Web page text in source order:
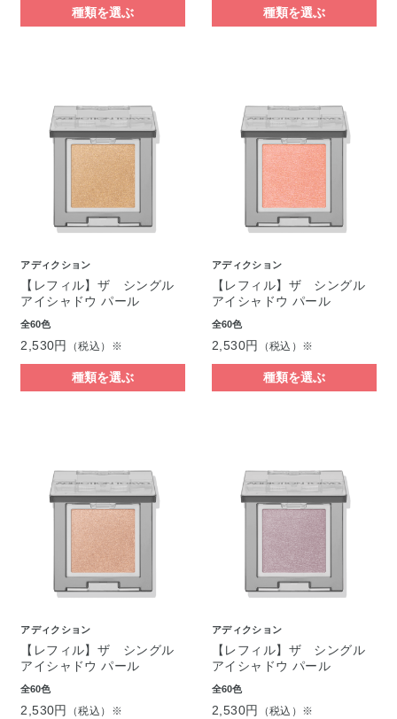
種類を選ぶ 種類を選ぶ
アディクション
【レフィル】ザ シングル
アイシャドウ パール
全60色
2,530円 （税込）※
種類を選ぶ
アディクション
【レフィル】ザ シングル
アイシャドウ パール
全60色
2,530円 （税込）※
種類を選ぶ
アディクション
【レフィル】ザ シングル
アイシャドウ パール
全60色
2,530円 （税込）※
アディクション
【レフィル】ザ シングル
アイシャドウ パール
全60色
2,530円 （税込）※